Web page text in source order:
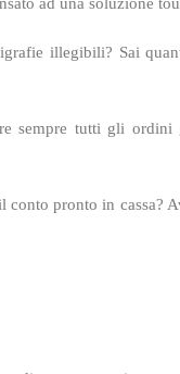
illegibili? Sai
sempre tutti gli
pronto in